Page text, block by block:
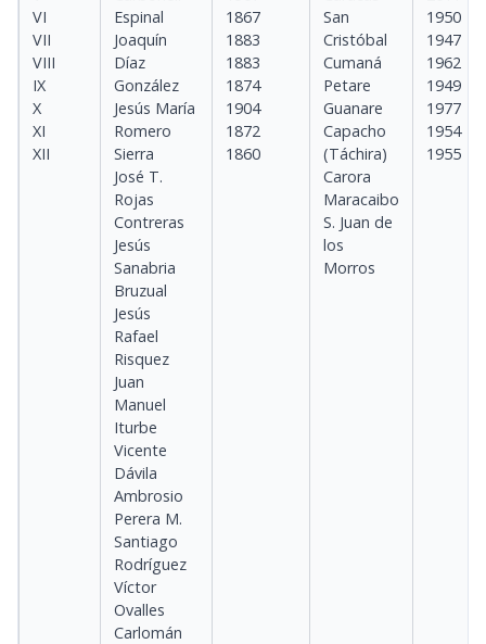
VI
VII
VIII
IX
X
XI
XII
Espinal
Joaquín
Díaz
González
Jesús María
Romero
Sierra
José T.
Rojas
Contreras
Jesús
Sanabria
Bruzual
Jesús
Rafael
Risquez
Juan
Manuel
Iturbe
Vicente
Dávila
Ambrosio
Perera M.
Santiago
Rodríguez
Víctor
Ovalles
Carlomán
1867
1883
1883
1874
1904
1872
1860
San
Cristóbal
Cumaná
Petare
Guanare
Capacho
(Táchira)
Carora
Maracaibo
S. Juan de
los
Morros
1950
1947
1962
1949
1977
1954
1955